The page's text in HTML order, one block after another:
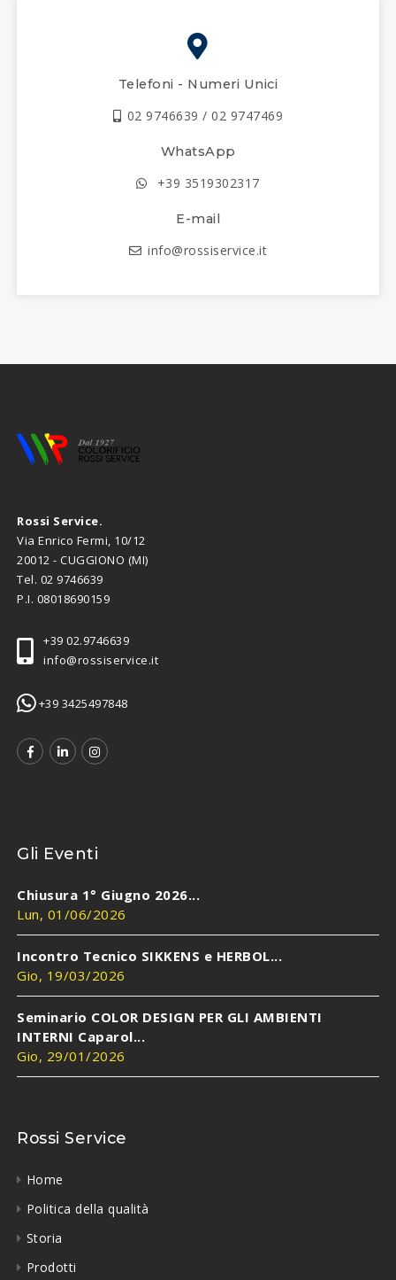
Telefoni - Numeri Unici
02 9746639 / 02 9747469
WhatsApp
+39 3519302317
E-mail
info@rossiservice.it
Rossi Service.
Via Enrico Fermi, 10/12
20012 - CUGGIONO (MI)
Tel. 02 9746639
P.I. 08018690159
+39 02.9746639
info@rossiservice.it
+39 3425497848
Gli Eventi
Chiusura 1° Giugno 2026...
Lun, 01/06/2026
Incontro Tecnico SIKKENS e HERBOL...
Gio, 19/03/2026
Seminario COLOR DESIGN PER GLI AMBIENTI
INTERNI Caparol...
Gio, 29/01/2026
Rossi Service
Home
Politica della qualità
Storia
Prodotti